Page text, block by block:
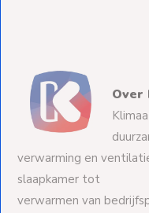
Over
verwarming en
slaapkamer tot
verwarmen van